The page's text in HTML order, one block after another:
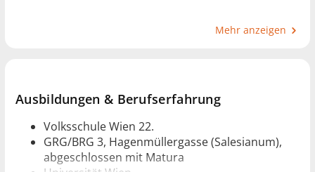
Gerade im Vertragsrecht ist es gut, einen erfahrenen
Mir ist es wichtig Ihnen eine prompte und
kompetente Rechtsvertretung zu bieten, weshalb ich
rund um die Uhr für Sie erreichbar bin. Darüber
Mehr anzeigen
Ausbildungen & Berufserfahrung
Volksschule Wien 22.
GRG/BRG 3, Hagenmüllergasse (Salesianum),
abgeschlossen mit Matura